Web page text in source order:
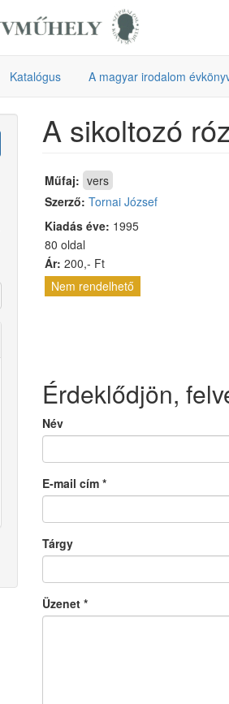
Katalógus A magyar irodalom
A sikoltozó
Műfaj: vers
Szerző: Tornai József
Kiadás éve: 1995
80 oldal
Ár: 200,- Ft
Nem rendelhető
Érdeklődjön,
Név
E-mail cím *
Tárgy
Üzenet *